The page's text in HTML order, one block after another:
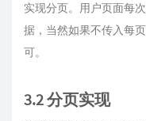
实现分页。用户页面每
据，当然如果不传入每
可。
3.2 分页实现